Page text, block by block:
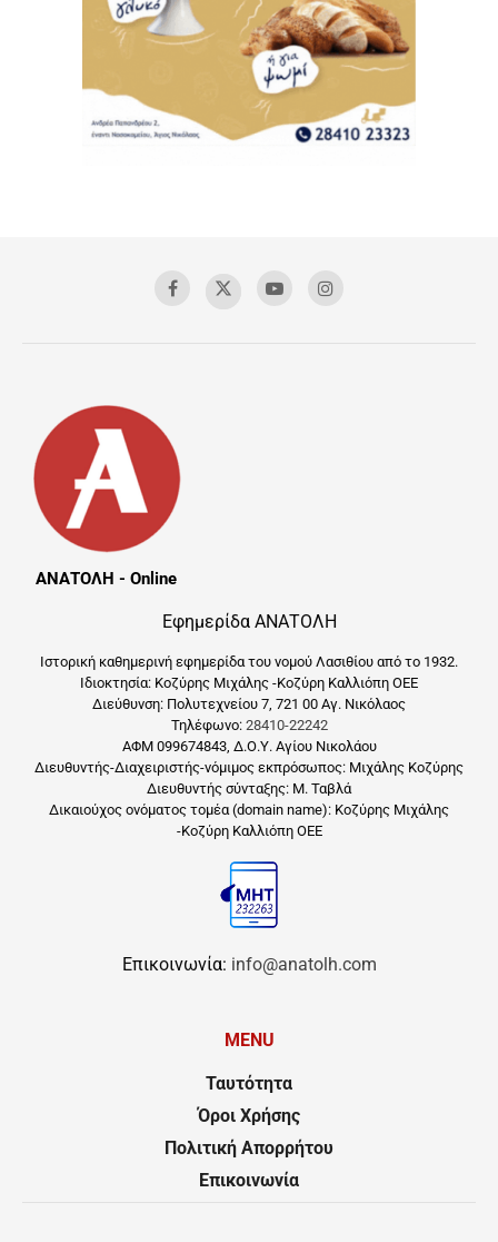
ΑΝΑΤΟΛΗ - Online
Εφημερίδα ΑΝΑΤΟΛΗ
Ιστορική καθημερινή εφημερίδα του νομού Λασιθίου από το 1932.
Ιδιοκτησία: Κοζύρης Μιχάλης -Κοζύρη Καλλιόπη ΟΕΕ
Διεύθυνση: Πολυτεχνείου 7, 721 00 Αγ. Νικόλαος
Τηλέφωνο: 28410-22242
ΑΦΜ 099674843, Δ.Ο.Υ. Αγίου Νικολάου
Διευθυντής-Διαχειριστής-νόμιμος εκπρόσωπος: Μιχάλης Κοζύρης
Διευθυντής σύνταξης: Μ. Ταβλά
Δικαιούχος ονόματος τομέα (domain name): Κοζύρης Μιχάλης
-Κοζύρη Καλλιόπη ΟΕΕ
Επικοινωνία: info@anatolh.com
MENU
Ταυτότητα
Όροι Χρήσης
Πολιτική Απορρήτου
Επικοινωνία